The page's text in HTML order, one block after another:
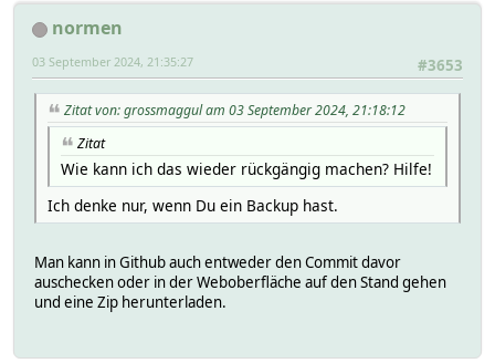
normen
#3653
03 September 2024, 21:35:27
Zitat von: grossmaggul am 03 September 2024, 21:18:12
Zitat
Wie kann ich das wieder rückgängig machen? Hilfe!
Ich denke nur, wenn Du ein Backup hast.
Man kann in Github auch entweder den Commit davor
auschecken oder in der Weboberfläche auf den Stand gehen
und eine Zip herunterladen.